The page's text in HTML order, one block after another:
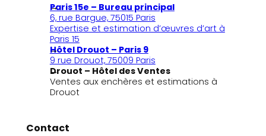
Paris 15e – Bureau principal
6, rue Bargue, 75015 Paris
Expertise et estimation d’œuvres d’art à
Paris 15
Hôtel Drouot – Paris 9
9 rue Drouot, 75009 Paris
Drouot – Hôtel des Ventes
Ventes aux enchères et estimations à
Drouot
Contact